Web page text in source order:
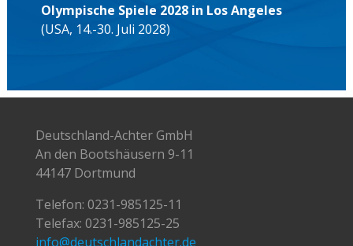
Olympische Spiele 2028 in Los Angeles
(USA, 14.-30. Juli 2028)
Deutschland-Achter GmbH
An den Bootshäusern 9-11
44147 Dortmund
Telefon: 0231-985125-11
Telefax: 0231-985125-25
info@deutschlandachter.de